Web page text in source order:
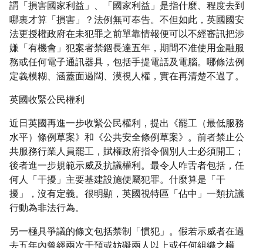
謂「損害國家利益」、「國家利益」是指什麼、程度去到
哪裏才算「損害」？法例無可奉告。不但如此，英國國安
法更授權政府在未犯罪之前單靠情報便可以不經審訊把涉
嫌「有機會」犯案者禁錮長達五年，期間不准使用金融服
務或任何電子通訊器具，包括手提電話及電腦。哪條法例
定義模糊、涵蓋面過闊、漠視人權，實在再清楚不過了。
英國收緊公民權利
近日英國再進一步收緊公民權利，提出《罷工（最低服務
水平）條例草案》和《公共安全條例草案》。前者禁止公
共服務行業人員罷工，賦權政府指令個別人士必須開工；
後者進一步規範示威及抗議權利。最令人咋舌者包括，任
何人「干擾」主要基建設施便屬犯罪。什麼算是「干
擾」，沒有定義。很明顯，英國視特區「佔中」一類抗議
行動為非法行為。
另一極具爭議的條文包括禁制「慣犯」。假若示威者在過